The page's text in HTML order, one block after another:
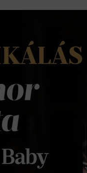
Ingatlanpiaci